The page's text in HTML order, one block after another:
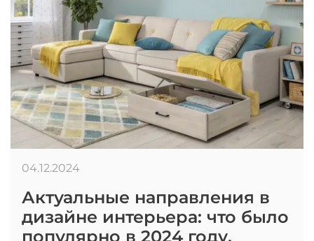
Актуальные направления в
дизайне интерьера: что было
популярно в 2024 году.
04.12.2024